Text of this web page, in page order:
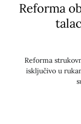
Reforma
Reforma
isključivo u